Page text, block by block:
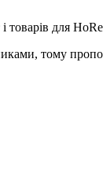
товарів для
тому